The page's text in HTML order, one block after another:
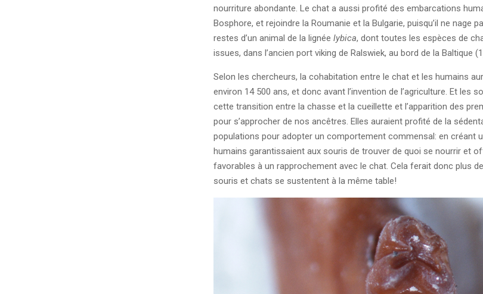
nourriture abondante. Le chat a aussi profité des embarcations
Bosphore, et rejoindre la Roumanie et la Bulgarie, puisqu’il ne nage
restes d’un animal de la lignée lybica, dont toutes les espèces de
issues, dans l’ancien port viking de Ralswiek, au bord de la Baltique
Selon les chercheurs, la cohabitation entre le chat et les humains
environ 14 500 ans, et donc avant l’invention de l’agriculture. Et les
cette transition entre la chasse et la cueillette et l’apparition des
pour s’approcher de nos ancêtres. Elles auraient profité de la
populations pour adopter un comportement commensal: en créant
humains garantissaient aux souris de trouver de quoi se nourrir et
favorables à un rapprochement avec le chat. Cela ferait donc plus
souris et chats se sustentent à la même table!